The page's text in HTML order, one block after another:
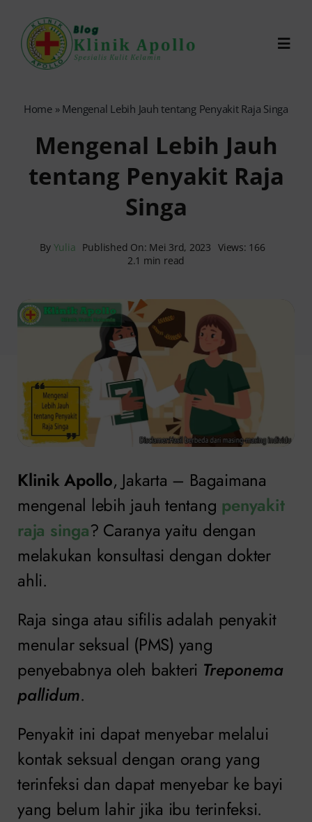
content
0821-1099-9870
Home » Mengenal Lebih Jauh tentang Penyakit Raja Singa
Mengenal Lebih Jauh
tentang Penyakit Raja
Singa
By Yulia Published On: Mei 3rd, 2023 Views: 166
2.1 min read
Klinik Apollo, Jakarta – Bagaimana
mengenal lebih jauh tentang penyakit
raja singa? Caranya yaitu dengan
melakukan konsultasi dengan dokter
ahli.
Raja singa atau sifilis adalah penyakit
menular seksual (PMS) yang
penyebabnya oleh bakteri Treponema
pallidum.
Penyakit ini dapat menyebar melalui
kontak seksual dengan orang yang
terinfeksi dan dapat menyebar ke bayi
yang belum lahir jika ibu terinfeksi.